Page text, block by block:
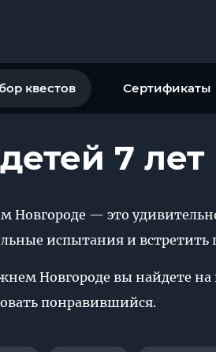
квестов Сертификаты
7
Новгороде — это
испытания и
Новгороде вы найдете
понравившийся.